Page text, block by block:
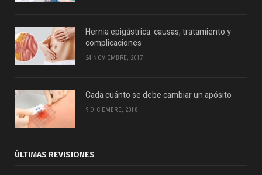
Hernia epigástrica: causas, tratamiento y
complicaciones
24 NOVIEMBRE, 2017
Cada cuánto se debe cambiar un apósito
9 DICIEMBRE, 2018
ÚLTIMAS REVISIONES